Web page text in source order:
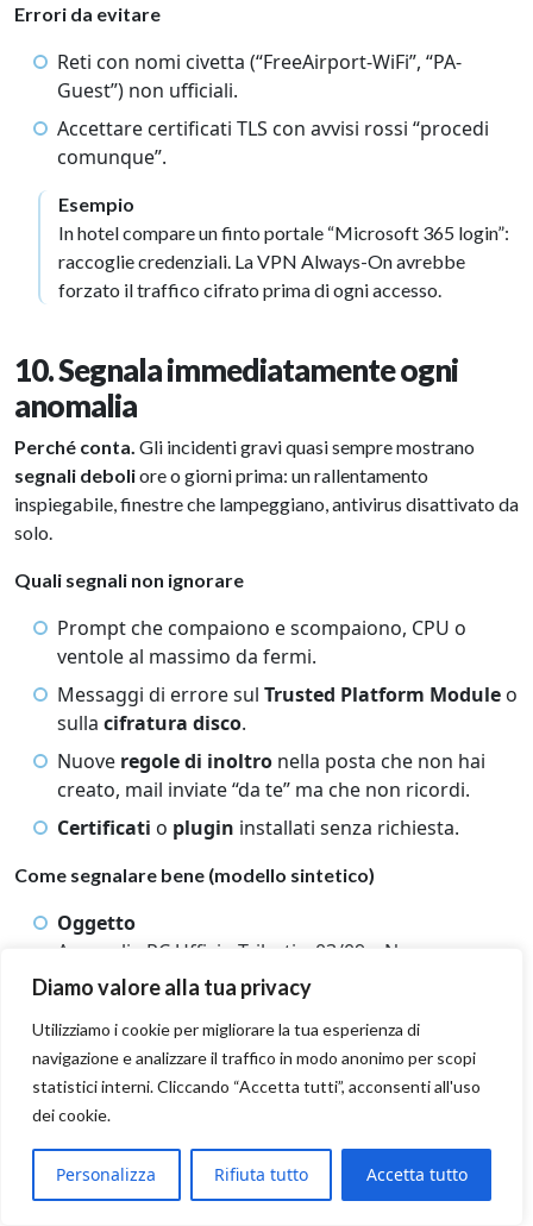
Diamo valore alla tua privacy
Utilizziamo i cookie per migliorare la tua esperienza di
navigazione e analizzare il traffico in modo anonimo per scopi
statistici interni. Cliccando “Accetta tutti”, acconsenti all'uso
dei cookie.
Personalizza Rifiuta tutto Accetta tutto
Errori da evitare
Reti con nomi civetta (“FreeAirport-WiFi”, “PA-
Guest”) non ufficiali.
Accettare certificati TLS con avvisi rossi “procedi
comunque”.
Esempio
In hotel compare un finto portale “Microsoft 365 login”:
raccoglie credenziali. La VPN Always-On avrebbe
forzato il traffico cifrato prima di ogni accesso.
10. Segnala immediatamente ogni
anomalia
Perché conta. Gli incidenti gravi quasi sempre mostrano
segnali deboliore o giorni prima: un rallentamento
inspiegabile, finestre che lampeggiano, antivirus disattivato da
solo.
Quali segnali non ignorare
Prompt che compaiono e scompaiono, CPU o
ventole al massimo da fermi.
Messaggi di errore sul Trusted Platform Module o
sulla cifratura disco.
Nuove regole di inoltro nella posta che non hai
creato, mail inviate “da te” ma che non ricordi.
Certificati o plugin installati senza richiesta.
Come segnalare bene (modello sintetico)
Oggetto
Anomalia PC Ufficio Tributi – 03/09 – Nome
Cognome
Cosa vedi
“Browser che si apre da solo su sito sconosciuto, 3
volte in 10 minuti”
Quando è iniziato
Cosa stavi facendo
“apertura allegato .docx da PEC”